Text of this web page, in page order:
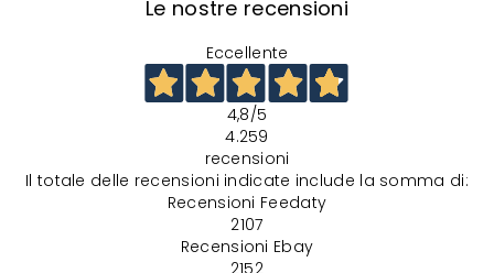
Le nostre recensioni
Eccellente
4,8/5
4.259
recensioni
Il totale delle recensioni indicate include la somma di:
Recensioni Feedaty
2107
Recensioni Ebay
2152